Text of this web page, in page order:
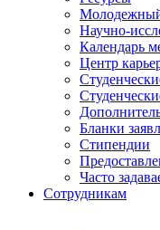
Научно-
Календарь
Центр
Бланки
Стипендии
Часто
Сотрудникам